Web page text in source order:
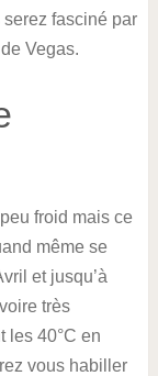
fasciné par
Vegas.
froid mais ce
même se
et jusqu’à
très
les 40°C en
vous habiller